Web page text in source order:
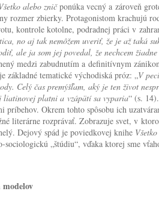
alebo zničponúka vecný a zároveň
rozmer zbierky. Protagonistom krachujú
kontrole kotolne, podradnej práci v
no aj tak nemôžem uveriť, že je až taká
ale ja som jej povedal, že nechcem
medzi zabudnutím a definitívnym
základné tematické východiská próz: „V
Celý čas premýšľam, aký je ten život
liatinovej platni a vzápätí sa vyparia“ (s.
príbehov. Okrem tohto spôsobu ich
literárne rozprávať. Zobrazuje svet, v
Dejový spád je poviedkovej knihe
sociologickú „štúdiu“, vďaka ktorej sme